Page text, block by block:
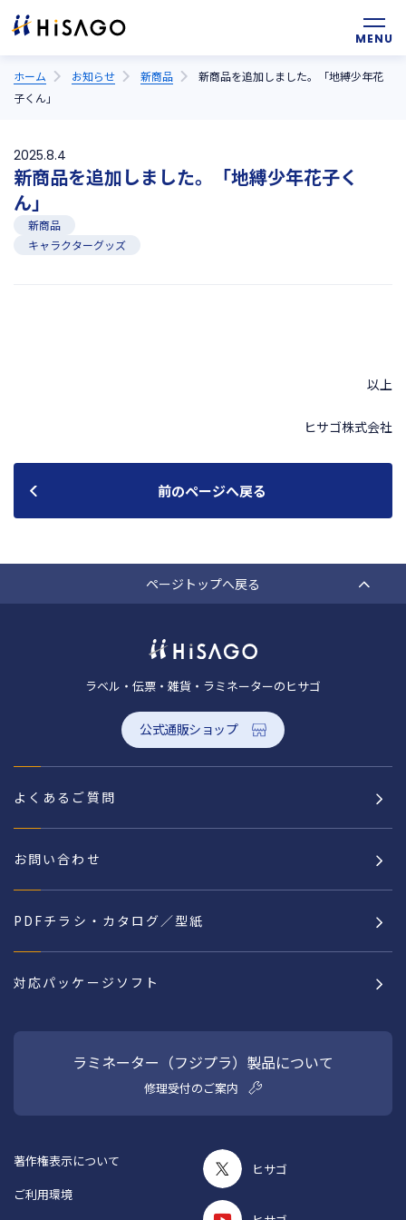
ホーム お知らせ 新商品
新商品を追加しました。「地縛少年花
子くん」
2025.8.4
新商品を追加しました。「地縛少年花子く
ん」
新商品
キャラクターグッズ
以上
ヒサゴ株式会社
前のページへ戻る
ページトップへ戻る
ラベル・伝票・雑貨・ラミネーターのヒサゴ
公式通販ショップ
よくあるご質問
お問い合わせ
PDFチラシ・カタログ／型紙
対応パッケージソフト
ラミネーター（フジプラ）製品について
修理受付のご案内
ヒサゴ
著作権表示について
ご利用環境